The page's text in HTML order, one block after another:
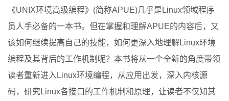
《UNIX环境高级编程》(简称APUE)几乎是Linux领域程序
员人手必备的一本书。但在掌握和理解APUE的内容后，又
该如何继续提高自己的技能，如何更深入地理解Linux环境
编程及其背后的工作机制呢？本书将从一个全新的角度带领
读者重新进入Linux环境编程，从应用出发，深入内核源
码，研究Linux各接口的工作机制和原理，让读者不仅知其